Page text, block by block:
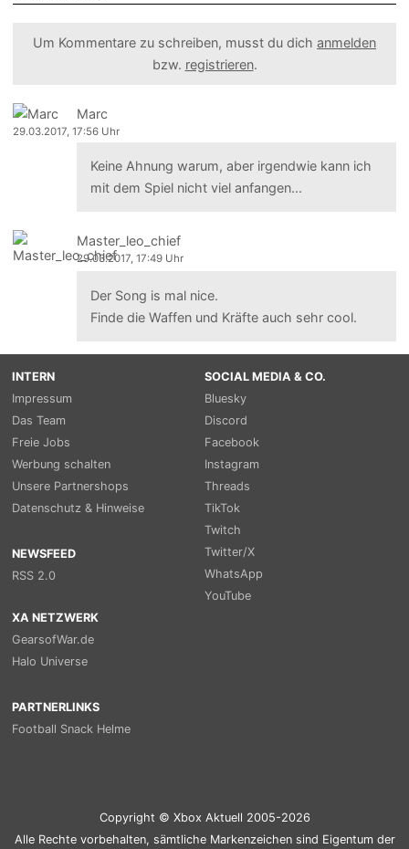
Um Kommentare zu schreiben, musst du dich anmelden
bzw. registrieren.
Marc
29.03.2017, 17:56 Uhr
Keine Ahnung warum, aber irgendwie kann ich
mit dem Spiel nicht viel anfangen...
Master_leo_chief
29.03.2017, 17:49 Uhr
Der Song is mal nice.
Finde die Waffen und Kräfte auch sehr cool.
INTERN
Impressum
Das Team
Freie Jobs
Werbung schalten
Unsere Partnershops
Datenschutz & Hinweise
NEWSFEED
RSS 2.0
SOCIAL MEDIA & CO.
Bluesky
Discord
Facebook
Instagram
Threads
TikTok
Twitch
Twitter/X
WhatsApp
YouTube
XA NETZWERK
GearsofWar.de
Halo Universe
PARTNERLINKS
Football Snack Helme
Copyright © Xbox Aktuell 2005-2026
Alle Rechte vorbehalten, sämtliche Markenzeichen sind Eigentum der